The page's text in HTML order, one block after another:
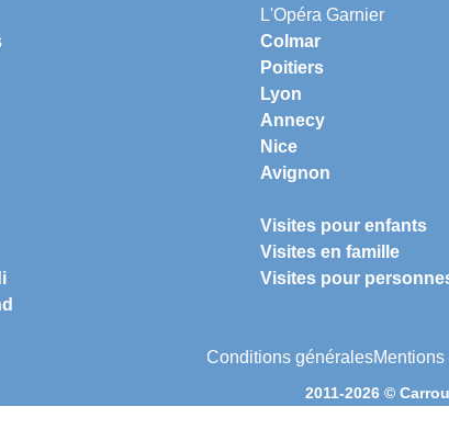
L'Opéra Garnier
Colmar
Poitiers
Lyon
Annecy
Nice
Avignon
Visites pour enfants
Visites en famille
Visites pour
Conditions générales
2011-2026 ©